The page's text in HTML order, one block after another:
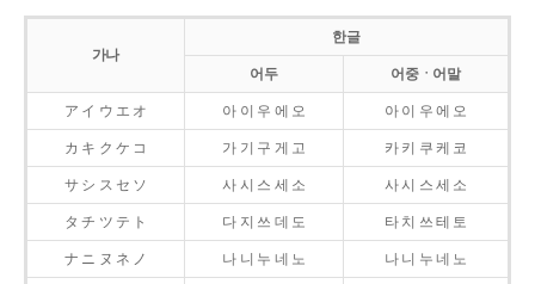
가나
한글
어두 어중ㆍ어말
ア イ ウ エ オ 아 이 우 에 오 아 이 우 에 오
カ キ ク ケ コ 가 기 구 게 고 카 키 쿠 케 코
サ シ ス セ ソ 사 시 스 세 소 사 시 스 세 소
タ チ ツ テ ト 다 지 쓰 데 도 타 치 쓰 테 토
ナ ニ ヌ ネ ノ 나 니 누 네 노 나 니 누 네 노